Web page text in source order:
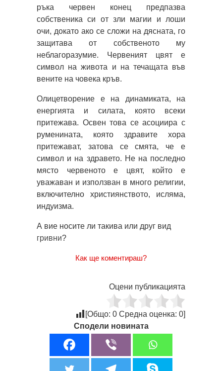
ръка червен конец предпазва
собственика си от зли магии и лоши
очи, докато ако се сложи на дясната, го
защитава от собственото му
неблагоразумие. Червеният цвят е
символ на живота и на течащата във
вените на човека кръв.
Олицетворение е на динамиката, на
енергията и силата, която всеки
притежава. Освен това се асоциира с
руменината, която здравите хора
притежават, затова се смята, че е
символ и на здравето. Не на последно
място червеното е цвят, който е
уважаван и използван в много религии,
включително християнството, исляма,
индуизма.
А вие носите ли такива или друг вид
гривни?
Как ще коментираш?
Оцени публикацията
[Общо: 0 Средна оценка: 0]
Сподели новината